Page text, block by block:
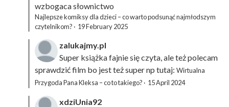
wzbogaca słownictwo
Najlepsze komiksy dla dzieci – co warto podsunąć najmłodszym
czytelnikom? · 19 February 2025
zalukajmy.pl
Super książka fajnie się czyta, ale też polecam
sprawdzić film bo jest też super np tutaj: Wirtualna
Przygoda Pana Kleksa – co to takiego? · 15 April 2024
xdziUnia92